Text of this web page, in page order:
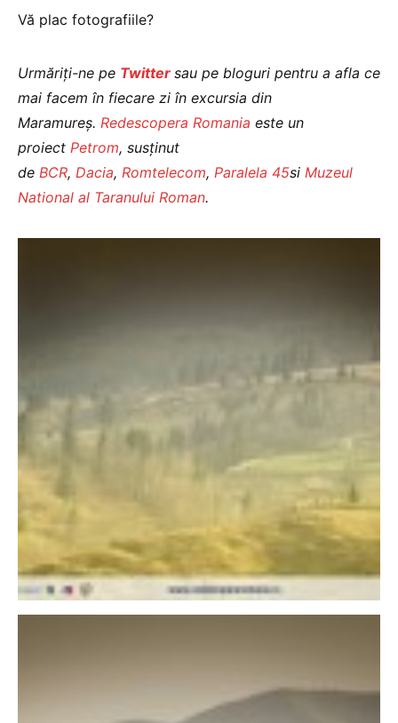
Vă plac fotografiile?
Urmăriți-ne pe Twitter sau pe bloguri pentru a afla ce
mai facem în fiecare zi în excursia din
Maramureș. Redescopera Romania este un
proiect Petrom, susţinut
de BCR, Dacia, Romtelecom, Paralela 45si Muzeul
National al Taranului Roman.